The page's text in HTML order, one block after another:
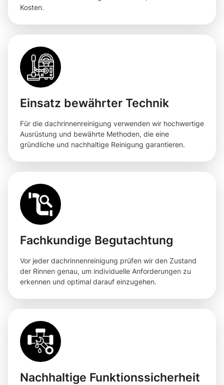
Kosten.
Einsatz bewährter Technik
Für die dachrinnenreinigung verwenden wir hochwertige
Ausrüstung und bewährte Methoden, die eine
gründliche und nachhaltige Reinigung garantieren.
Fachkundige Begutachtung
Vor jeder dachrinnenreinigung prüfen wir den Zustand
der Rinnen genau, um individuelle Anforderungen zu
erkennen und optimal darauf einzugehen.
Nachhaltige Funktionssicherheit